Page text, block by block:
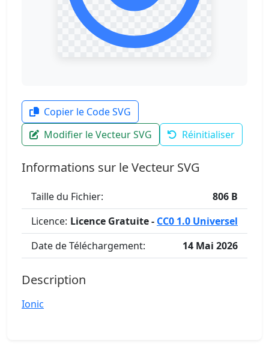
Copier le Code SVG
Modifier le Vecteur SVG
Réinitialiser
Informations sur le Vecteur SVG
Taille du Fichier:
806 B
Licence: Licence Gratuite - CC0 1.0 Universel
Date de Téléchargement:
14 Mai 2026
Description
Ionic